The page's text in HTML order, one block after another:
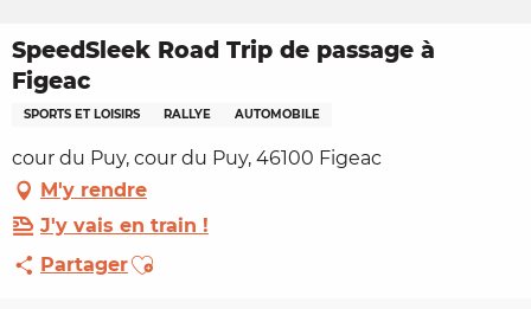
SpeedSleek Road Trip de passage à
Figeac
SPORTS ET LOISIRS RALLYE AUTOMOBILE
cour du Puy, cour du Puy, 46100 Figeac
M'y rendre
J'y vais en train !
PartagerAjouter aux favoris